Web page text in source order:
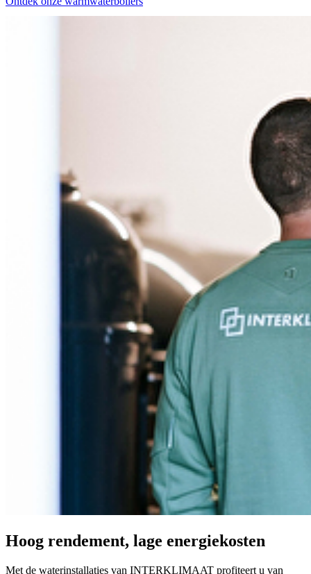
Hoog rendement, lage energiekosten
Met de waterinstallaties van INTERKLIMAAT profiteert u van